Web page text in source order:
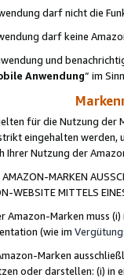
darf nicht die
darf keine
und
Anwendung“ im
für die Nutzung der
eingehalten werden,
Ihrer Nutzung der
AMAZON-MARKEN
WEBSITE MITTELS
Amazon-Marken muss
(wie im
Marken
oder darstellen: (i) in